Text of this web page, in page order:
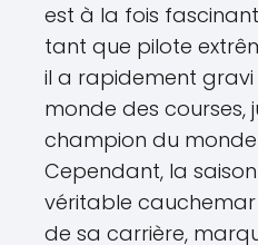
est à la fois
tant que pilote
il a rapidement gravi
monde des courses,
champion du
Cependant, la
véritable cauchemar
de sa carrière,